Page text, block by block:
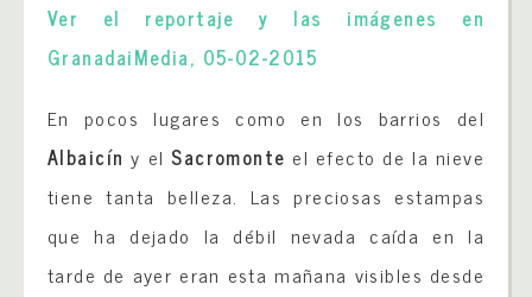
Ver el reportaje y las imágenes en
GranadaiMedia, 05-02-2015
En pocos lugares como en los barrios del
Albaicín y elSacromonte el efecto de la nieve
tiene tanta belleza. Las preciosas estampas
que ha dejado la débil nevada caída en la
tarde de ayer eran esta mañana visibles desde